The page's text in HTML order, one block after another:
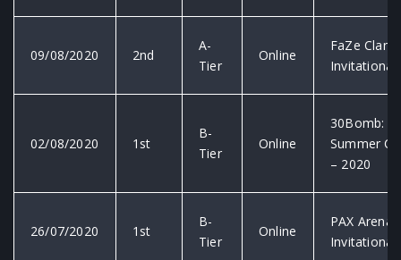
09/08/2020 2nd
A-
Tier
Online
FaZe Clan
Invitational
02/08/2020 1st
B-
Tier
Online
30Bomb:
Summer
– 2020
26/07/2020 1st
B-
Tier
Online
PAX Arena
Invitational